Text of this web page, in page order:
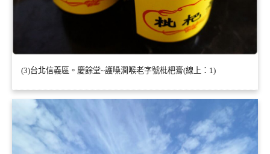
(3)台北信義區。慶餘堂~護嗓潤喉老字號枇杷膏(線上：1)